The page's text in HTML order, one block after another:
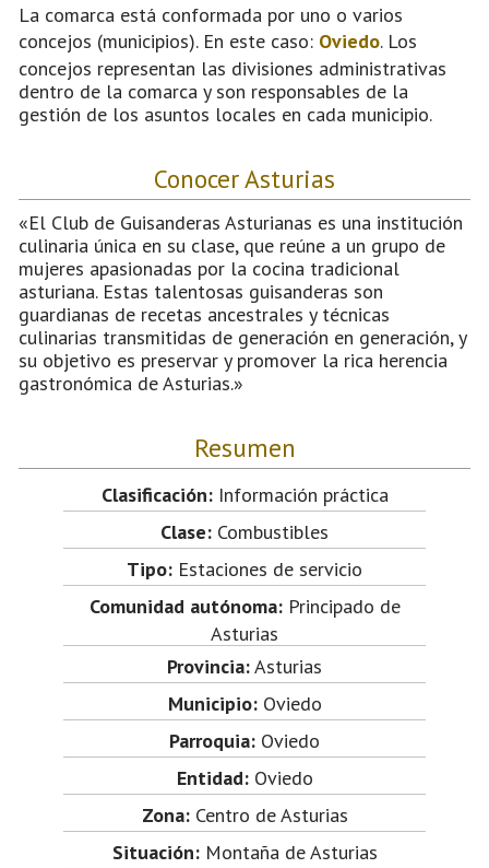
La comarca está conformada por uno o varios
concejos (municipios). En este caso: Oviedo. Los
concejos representan las divisiones administrativas
dentro de la comarca y son responsables de la
gestión de los asuntos locales en cada municipio.
Conocer Asturias
«El Club de Guisanderas Asturianas es una institución
culinaria única en su clase, que reúne a un grupo de
mujeres apasionadas por la cocina tradicional
asturiana. Estas talentosas guisanderas son
guardianas de recetas ancestrales y técnicas
culinarias transmitidas de generación en generación, y
su objetivo es preservar y promover la rica herencia
gastronómica de Asturias.»
Resumen
Clasificación:Información práctica
Clase: Combustibles
Tipo: Estaciones de servicio
Comunidad autónoma:Principado de
Asturias
Provincia:Asturias
Municipio:Oviedo
Parroquia: Oviedo
Entidad:Oviedo
Zona:Centro de Asturias
Situación:Montaña de Asturias